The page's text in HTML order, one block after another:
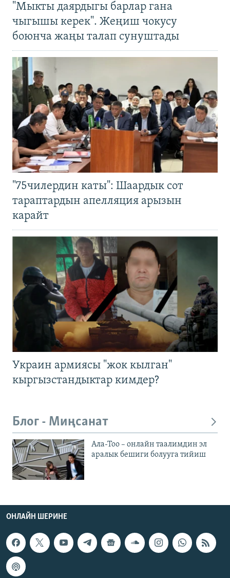
"Мыкты даярдыгы барлар гана
чыгышы керек". Жеңиш чокусу
боюнча жаңы талап сунуштады
"75чилердин каты": Шаардык сот
тараптардын апелляция арызын
карайт
Украин армиясы "жок кылган"
кыргызстандыктар кимдер?
Блог - Миңсанат
Ала-Тоо – онлайн таалимдин эл
аралык бешиги болууга тийиш
ОНЛАЙН ШЕРИНЕ